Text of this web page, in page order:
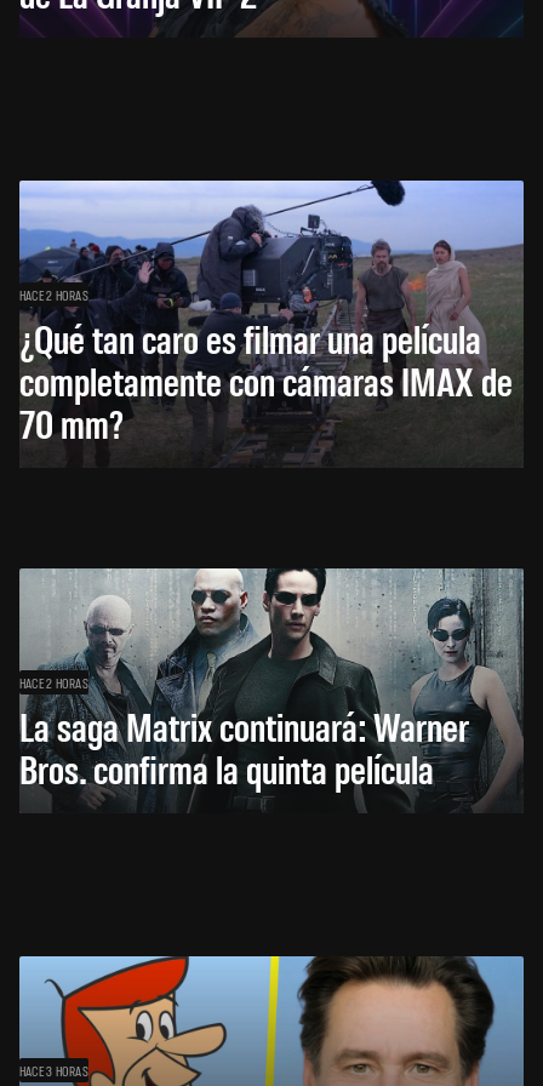
HACE 2 HORAS
¿Qué tan caro es filmar una película
completamente con cámaras IMAX de
70 mm?
HACE 2 HORAS
La saga Matrix continuará: Warner
Bros. confirma la quinta película
HACE 3 HORAS